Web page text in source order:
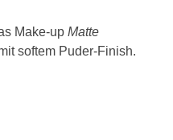
Make-up Matte
softem Puder-Finish.